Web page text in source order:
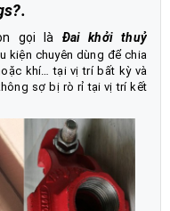
gọi là Đai khởi thuỷ
kiện chuyên dùng để chia
khí… tại vị trí bất kỳ và
sợ bị rò rỉ tại vị trí kết